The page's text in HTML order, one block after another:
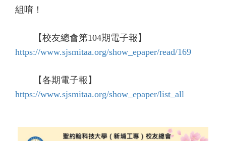
組唷！
【校友總會第104期電子報】
https://www.sjsmitaa.org/show_epaper/read/169
【各期電子報】
https://www.sjsmitaa.org/show_epaper/list_all